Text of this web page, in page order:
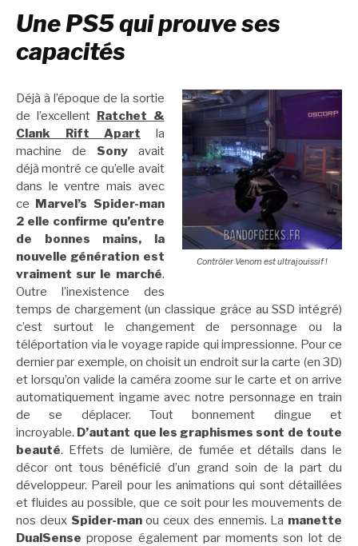
Une PS5 qui prouve ses
capacités
Contrôler Venom est ultrajouissif !
Déjà à l’époque de la sortie
de l’excellent Ratchet &
Clank Rift Apart la
machine de Sony avait
déjà montré ce qu’elle avait
dans le ventre mais avec
ce Marvel’s Spider-man
2 elle confirme qu’entre
de bonnes mains, la
nouvelle génération est
vraiment sur le marché.
Outre l’inexistence des
temps de chargement (un classique grâce au SSD intégré)
c’est surtout le changement de personnage ou la
téléportation via le voyage rapide qui impressionne. Pour ce
dernier par exemple, on choisit un endroit sur la carte (en 3D)
et lorsqu’on valide la caméra zoome sur le carte et on arrive
automatiquement ingame avec notre personnage en train
de se déplacer. Tout bonnement dingue et
incroyable. D’autant que les graphismes sont de toute
beauté. Effets de lumière, de fumée et détails dans le
décor ont tous bénéficié d’un grand soin de la part du
développeur. Pareil pour les animations qui sont détaillées
et fluides au possible, que ce soit pour les mouvements de
nos deux Spider-manou ceux des ennemis. La manette
DualSensepropose également par moments son lot de